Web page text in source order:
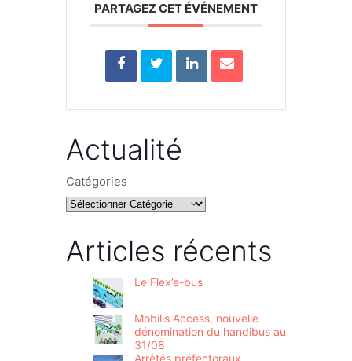
PARTAGEZ CET ÉVÉNEMENT
Actualité
Catégories
Articles récents
Le Flex’e-bus
Mobilis Access, nouvelle
dénomination du handibus au
31/08
Arrêtés préfectoraux